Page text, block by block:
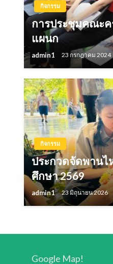
กิจกรรม
การประชุมคณะค
แผนก
admin1 23 กรกฎาคม 2024
กิจกรรม
ประกวดจัดพานไ
ศึกษา 2569
admin1 23 มิถุนายน 2026
Google Map!